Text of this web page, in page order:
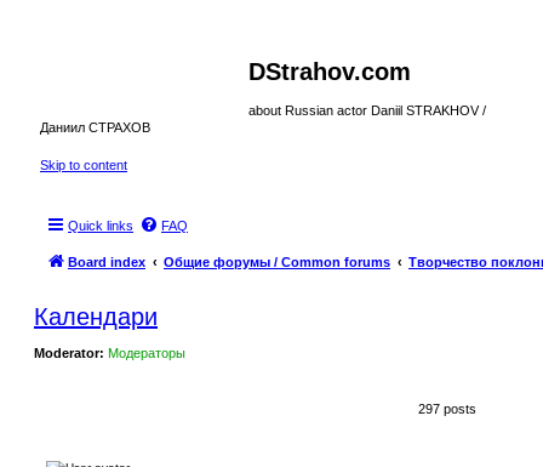
DStrahov.com
about Russian actor Daniil STRAKHOV /
Даниил СТРАХОВ
Skip to content
Quick links FAQ
Board index Общие форумы / Common forums Творчество
Календари
Moderator: Модераторы
297 posts